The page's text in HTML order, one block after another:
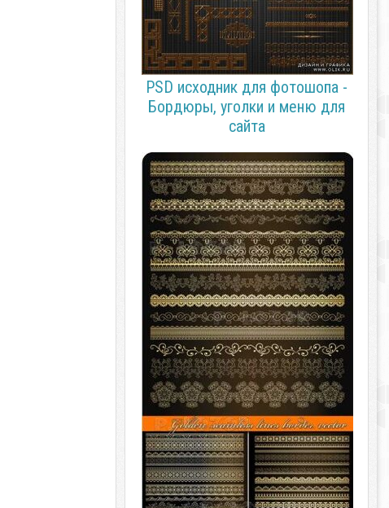
PSD исходник для фотошопа -
Бордюры, уголки и меню для
сайта